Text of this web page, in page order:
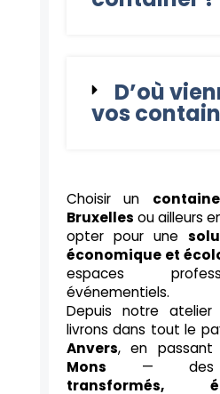
D’où
vos
Choisir un
Bruxelles ou ailleurs
opter pour une
économique et
espaces
événementiels.
Depuis notre
livrons dans tout le
Anvers, en passant
Mons —
transformés,